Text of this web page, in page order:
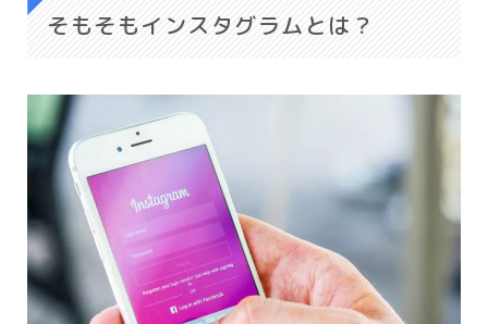
そもそもインスタグラムとは？